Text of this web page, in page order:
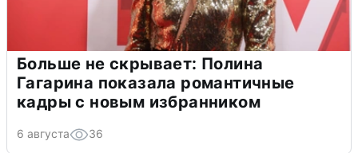
Больше не скрывает: Полина
Гагарина показала романтичные
кадры с новым избранником
6 августа 36